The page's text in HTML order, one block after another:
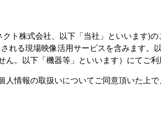
ト株式会社、以下「当社」といいます)
る現場映像活用サービスを含みます。
。以下「機器等」といいます）にてご利
情報の取扱いについてご同意頂いた上